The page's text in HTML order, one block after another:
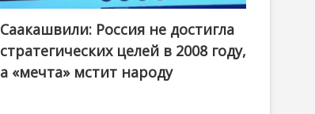
Саакашвили: Россия не достигла
стратегических целей в 2008 году,
а «мечта» мстит народу